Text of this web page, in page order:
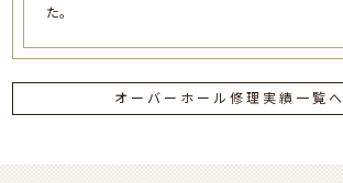
た。
オーバーホール修理実績一覧